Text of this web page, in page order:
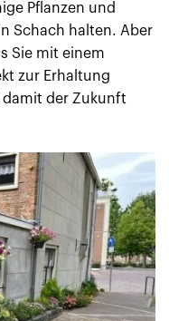
Pflanzen und
Schach halten. Aber
Sie mit einem
zur Erhaltung
der Zukunft